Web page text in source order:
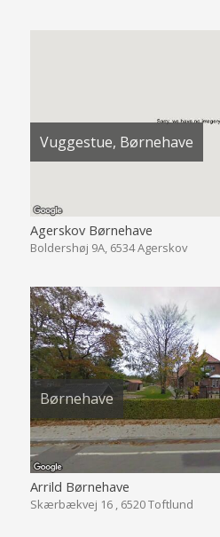
Vuggestue, Børnehave
Agerskov Børnehave
Boldershøj 9A, 6534 Agerskov
Børnehave
Arrild Børnehave
Skærbækvej 16 , 6520 Toftlund